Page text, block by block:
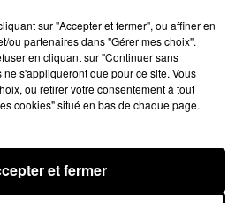
à 16h45 par Aurélie AMCN
grosses émissions : Ninja
7 août 2026
de l’année
sur "Accepter et fermer", ou affiner en
ou partenaires dans "Gérer mes choix".
en cliquant sur "Continuer sans
ne s'appliqueront que pour ce site. Vous
ou retirer votre consentement à tout
cookies" situé en bas de chaque page.
et fermer